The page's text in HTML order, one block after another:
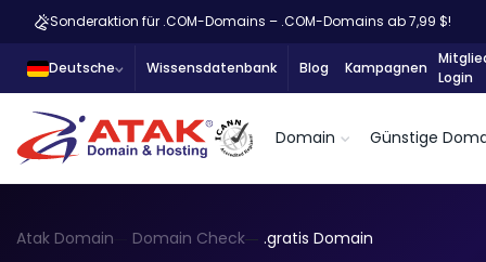
Sonderaktion für .COM-Domains – .COM-Domains ab 7,99 $!
Deutsche Wissensdatenbank Blog Kampagnen
Login
Domain Günstige
Atak Domain Domain Check .gratis Domain